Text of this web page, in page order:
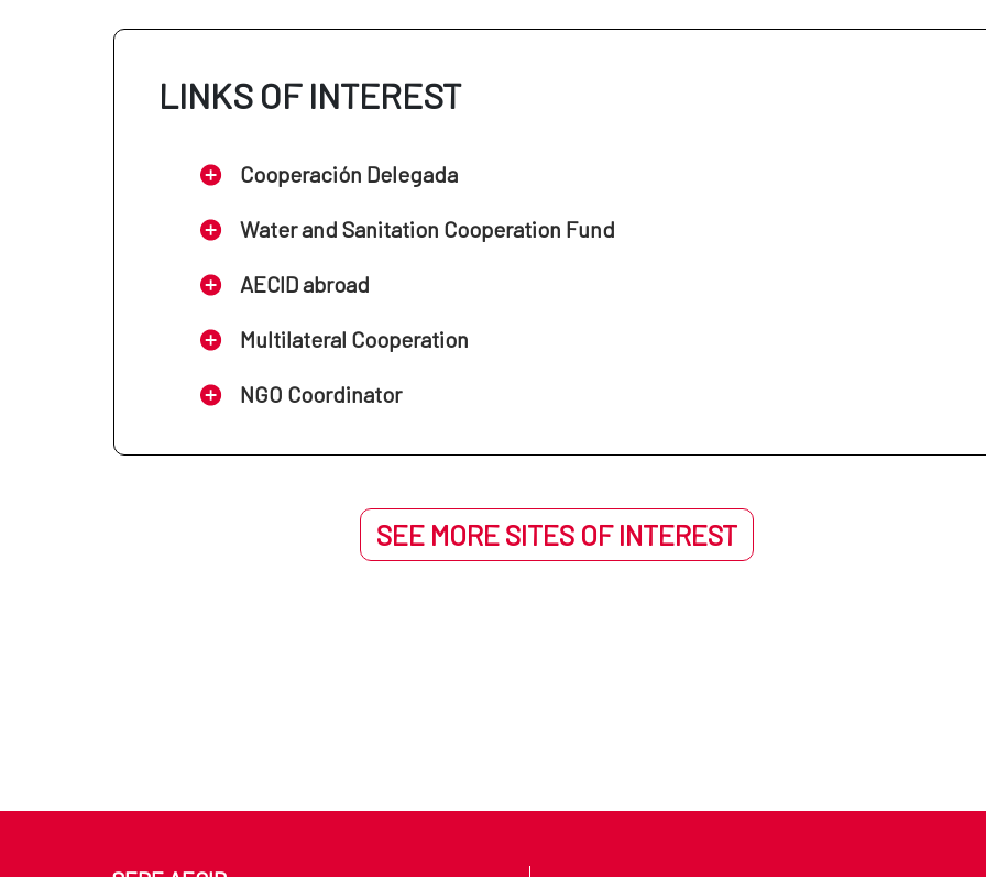
LINKS OF INTEREST
Cooperación Delegada
Water and Sanitation Cooperation Fund
AECID abroad
Multilateral Cooperation
NGO Coordinator
SEE MORE SITES OF INTEREST